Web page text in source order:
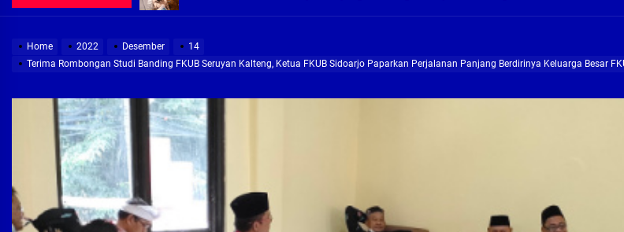
Pembebasan Lahan Segera Rampung, Pembangunan Fly Over Gedangan Semakin Dekat
Pembebasan Lahan Hampir Rampung, Pembangunan Fly over Gedangan Semakin Dekat
Demi Jajaran Direksi Delta Tirta Yang Profesional Dan Kapabel, Komisi B Dua Kali Panggil
Home 2022 Desember
14
Terima Rombongan Studi Banding FKUB Seruyan Kalteng, Ketua FKUB Sidoarjo Paparkan Perjalanan Panjang Berdirinya Keluarga Besar